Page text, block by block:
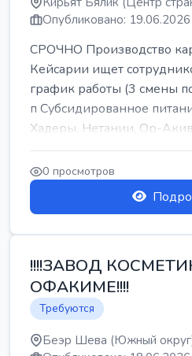
Опубликовано: 19.06.2026
СРОЧНО Производство
Кейсарии ищет
график работы (3 смены
п Субсидированное
Хадеры, Нетании, Ор-
0 просмотров
!!!!ЗАВОД
ОФАКИМЕ!!!!
Требуются
Беэр Шева (Южный